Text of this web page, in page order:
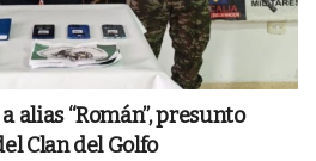
alias “Román”, presunto
Clan del Golfo